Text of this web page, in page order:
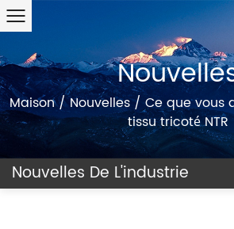
Maison/Nouvelles/ Ce que vous
tissu tricoté NTR
Nouvelles De L'industrie